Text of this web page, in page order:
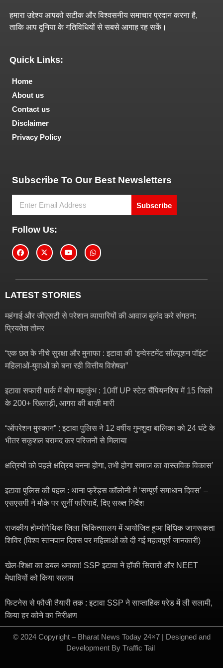
हमारा उद्देश्य आपको सटीक और विश्वसनीय समाचार प्रदान करना है,
ताकि आप दुनिया के गतिविधियों से सबसे आगाह रह सकें।
Quick Links:
Home
About us
Contact us
Disclaimer
Privacy Policy
Subscribe To Our Best Newsletters
Subscribe
Follow Us:
LATEST STORIES
महंगाई और जीएसटी से परेशान व्यापारियों की आवाज बुलंद करे संगठन:
प्रियतेश तोमर
“एक छत के नीचे सुरक्षा और मुनाफा : इटावा की ‘इन्वेस्टमेंट सॉल्यूशन पॉइंट’
महिलाओं-युवाओं को बना रही वित्तीय विशेषज्ञ”
इटावा सफारी पार्क में योग महाकुंभ : 10वीं UP स्टेट चैंपियनशिप में 15 जिलों
के 200+ खिलाड़ी, आगरा की बाज़ी मारी
“ऑपरेशन मुस्कान” : इटावा पुलिस ने 12 वर्षीय गुमशुदा बालिका को 24 घंटे के
भीतर सकुशल बरामद कर परिजनों से मिलाया
क्षत्रियों को पहले क्षत्रिय बनना होगा, तभी होगा समाज का वास्तविक विकास’
इटावा पुलिस की पहल : थाना फ्रेंड्स कॉलोनी में ‘सम्पूर्ण समाधान दिवस’ –
एसएसपी ने मौके पर सुनीं फरियादें, दिए सख्त निर्देश
राजकीय होम्योपैथिक जिला चिकित्सालय में आयोजित हुआ विधिक जागरूकता
शिविर (विश्व स्तनपान दिवस पर महिलाओं को दी गई महत्वपूर्ण जानकारी)
खेल-शिक्षा का डबल धमाका! SSP इटावा ने हॉकी सितारों और NEET
मेधावियों को किया सलाम
फिटनेस से फौजी तैयारी तक : इटावा SSP ने साप्ताहिक परेड में ली सलामी,
किया हर कोने का निरीक्षण
© 2024 Copyright – Bharat News Today 24×7 | Designed and
Development By Traffic Tail